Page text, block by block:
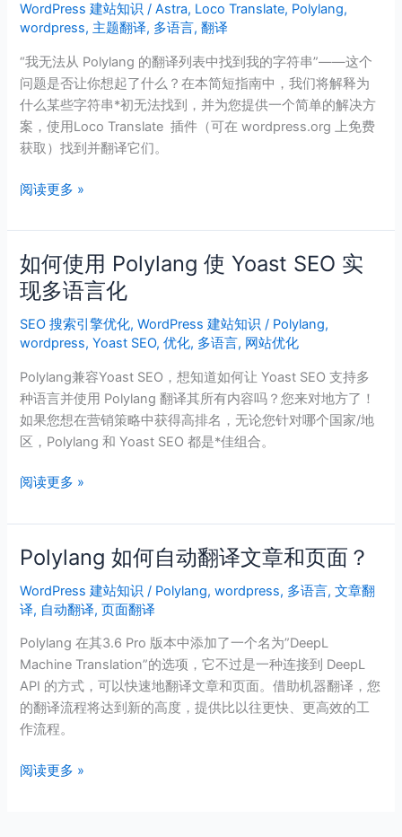
WordPress 建站知识 /Astra, Loco Translate, Polylang,
wordpress, 主题翻译, 多语言,翻译
“我无法从 Polylang 的翻译列表中找到我的字符串”——这个
问题是否让你想起了什么？在本简短指南中，我们将解释为
什么某些字符串*初无法找到，并为您提供一个简单的解决方
案，使用Loco Translate 插件（可在 wordpress.org 上免费
获取）找到​​并翻译它们。
的
完
美
补
充
阅读更多 »
如何使用 Polylang 使 Yoast SEO 实
现多语言化
SEO 搜索引擎优化,WordPress 建站知识 / Polylang,
wordpress,Yoast SEO,优化, 多语言, 网站优化
Polylang兼容Yoast SEO，想知道如何让 Yoast SEO 支持多
种语言并使用 Polylang 翻译其所有内容吗？您来对地方了！
如果您想在营销策略中获得高排名，无论您针对哪个国家/地
区，Polylang 和 Yoast SEO 都是*佳组合。
如
何
使
用
Polylang
使
Yoast
SEO
实
多
阅读更多 »
Polylang 如何自动翻译文章和页面？
WordPress 建站知识 / Polylang,wordpress, 多语言,文章翻
译, 自动翻译,页面翻译
Polylang 在其3.6 Pro 版本中添加了一个名为”DeepL
Machine Translation”的选项，它不过是一种连接到 DeepL
API 的方式，可以快速地翻译文章和页面。借助机器翻译，您
的翻译流程将达到新的高度，提供比以往更快、更高效的工
作流程。
Polylang
何
自
动
翻
译
文
章
页
阅读更多 »